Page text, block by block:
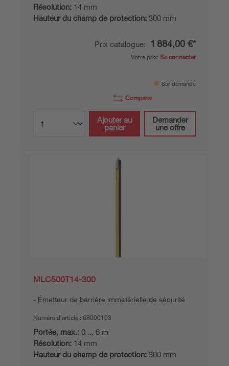
Résolution: 14 mm
Hauteur du champ de protection: 300 mm
Prix catalogue: 1 884,00 €*
Votre prix: Se connecter
Sur demande
Comparer
Ajouter au
panier
Demander
une offre
MLC500T14-300
Émetteur de barrière immatérielle de sécurité
Numéro d’article : 68000103
Portée, max.: 0 ... 6 m
Résolution: 14 mm
Hauteur du champ de protection: 300 mm